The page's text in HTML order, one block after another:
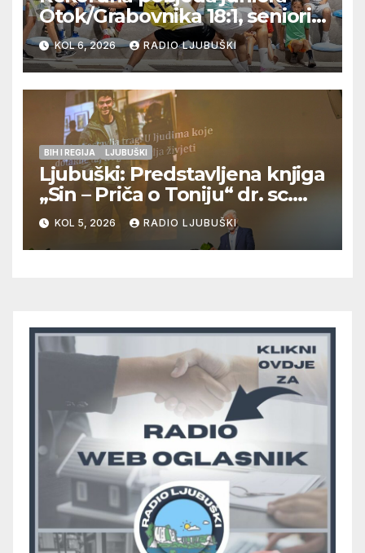
Otok/Grabovnika 18:1, seniori
Pregrađa u četvrtfinalu,
Veljaci i Cerno/Crnopod u
doigravanju, Grljevići završili
natjecanje
KOL 6, 2026 RADIO LJUBUŠKI
BIH I REGIJA LJUBUŠKI
Ljubuški: Predstavljena knjiga
„Sin – Priča o Toniju“ dr. sc.
Zdenka Hercega
KOL 5, 2026 RADIO LJUBUŠKI